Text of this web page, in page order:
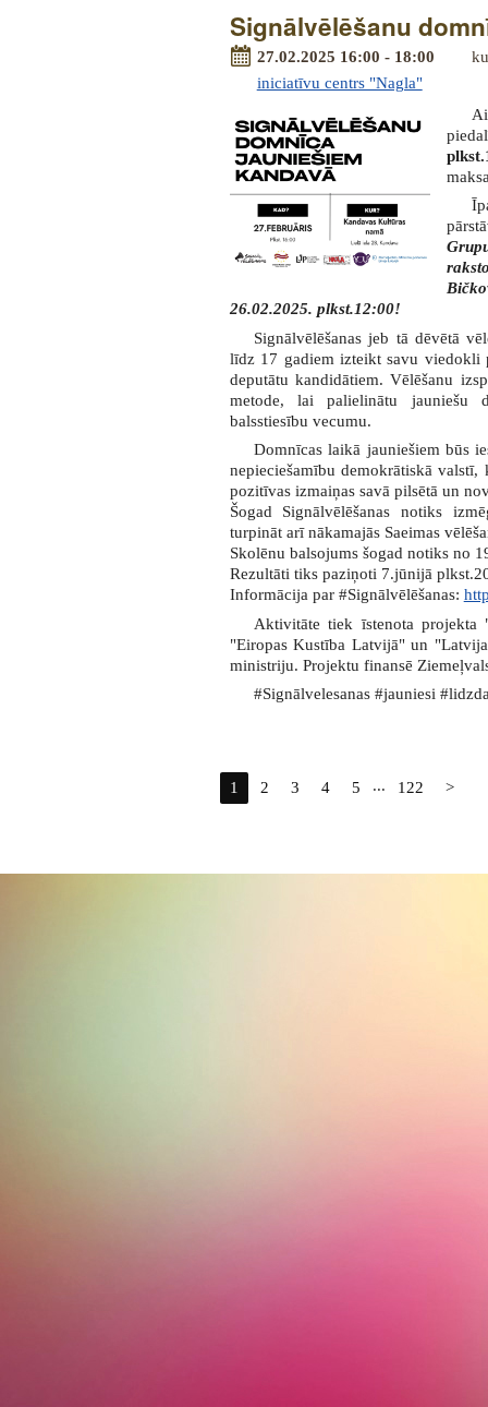
Signālvēlēšanu
27.02.2025 16:00 - 18:00
iniciatīvu centrs "Nagla"
26.02.2025. plkst.12:00!
Signālvēlēšanas jeb tā dēvētā
līdz 17 gadiem izteikt savu viedokli
deputātu kandidātiem. Vēlēšanu
metode, lai palielinātu jauniešu
balsstiesību vecumu.
Domnīcas laikā jauniešiem būs
nepieciešamību demokrātiskā
pozitīvas izmaiņas savā pilsētā un
Šogad Signālvēlēšanas notiks
turpināt arī nākamajās Saeimas
Skolēnu balsojums šogad notiks no
Rezultāti tiks paziņoti 7.jūnijā
Informācija par #Signālvēlēšanas:
Aktivitāte tiek īstenota projekta
"Eiropas Kustība Latvijā" un
ministriju. Projektu finansē
#Signālvelesanas #jauniesi
1 2 3 4 5 ... 122 >